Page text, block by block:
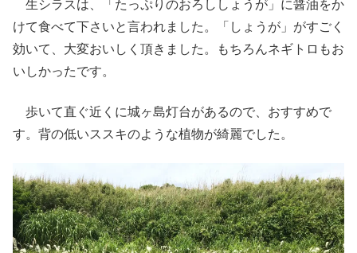
生シラスは、「たっぷりのおろししょうが」に醤油をか
けて食べて下さいと言われました。「しょうが」がすごく
効いて、大変おいしく頂きました。もちろんネギトロもお
いしかったです。
歩いて直ぐ近くに城ヶ島灯台があるので、おすすめで
す。背の低いススキのような植物が綺麗でした。